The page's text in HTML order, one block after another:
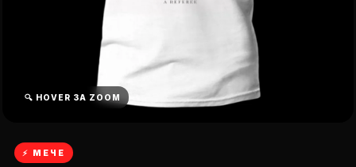
🔍 HOVER ЗА ZOOM
⚡ МЕЧЕ